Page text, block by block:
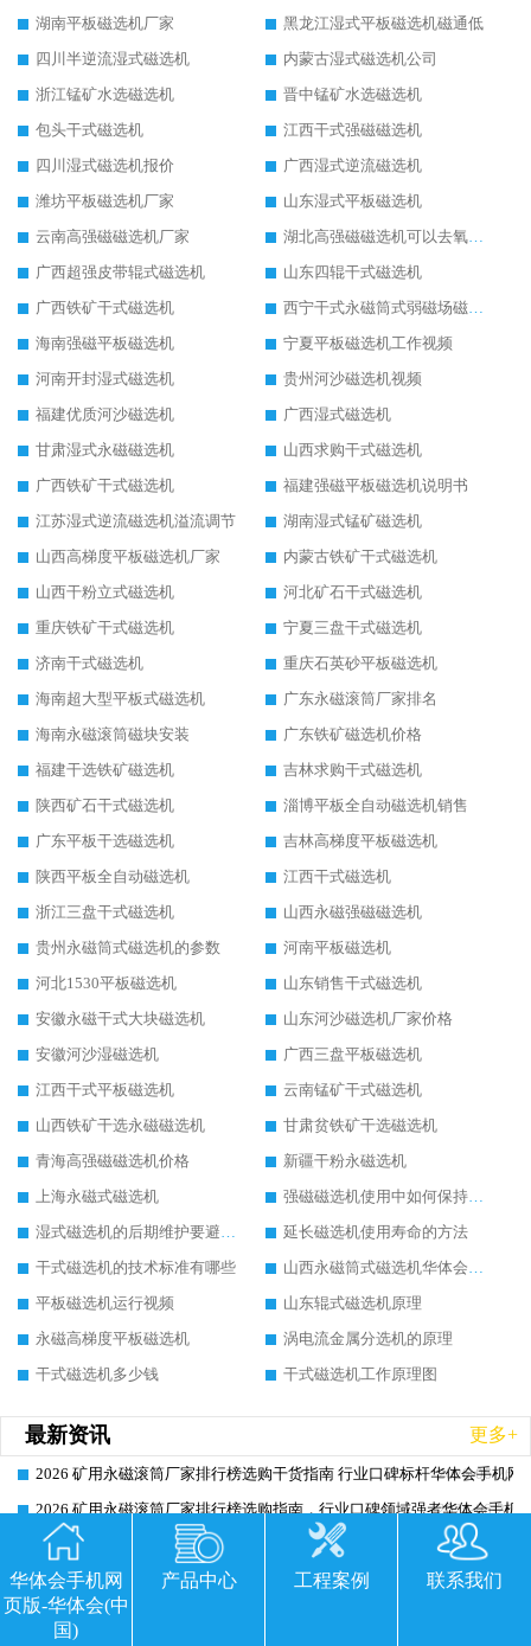
湖南平板磁选机厂家
黑龙江湿式平板磁选机磁通低
四川半逆流湿式磁选机
内蒙古湿式磁选机公司
浙江锰矿水选磁选机
晋中锰矿水选磁选机
包头干式磁选机
江西干式强磁磁选机
四川湿式磁选机报价
广西湿式逆流磁选机
潍坊平板磁选机厂家
山东湿式平板磁选机
云南高强磁磁选机厂家
湖北高强磁磁选机可以去氧化铝
广西超强皮带辊式磁选机
山东四辊干式磁选机
广西铁矿干式磁选机
西宁干式永磁筒式弱磁场磁选机结构图
海南强磁平板磁选机
宁夏平板磁选机工作视频
河南开封湿式磁选机
贵州河沙磁选机视频
福建优质河沙磁选机
广西湿式磁选机
甘肃湿式永磁磁选机
山西求购干式磁选机
广西铁矿干式磁选机
福建强磁平板磁选机说明书
江苏湿式逆流磁选机溢流调节
湖南湿式锰矿磁选机
山西高梯度平板磁选机厂家
内蒙古铁矿干式磁选机
山西干粉立式磁选机
河北矿石干式磁选机
重庆铁矿干式磁选机
宁夏三盘干式磁选机
济南干式磁选机
重庆石英砂平板磁选机
海南超大型平板式磁选机
广东永磁滚筒厂家排名
海南永磁滚筒磁块安装
广东铁矿磁选机价格
福建干选铁矿磁选机
吉林求购干式磁选机
陕西矿石干式磁选机
淄博平板全自动磁选机销售
广东平板干选磁选机
吉林高梯度平板磁选机
陕西平板全自动磁选机
江西干式磁选机
浙江三盘干式磁选机
山西永磁强磁磁选机
贵州永磁筒式磁选机的参数
河南平板磁选机
河北1530平板磁选机
山东销售干式磁选机
安徽永磁干式大块磁选机
山东河沙磁选机厂家价格
安徽河沙湿磁选机
广西三盘平板磁选机
江西干式平板磁选机
云南锰矿干式磁选机
山西铁矿干选永磁磁选机
甘肃贫铁矿干选磁选机
青海高强磁磁选机价格
新疆干粉永磁选机
上海永磁式磁选机
强磁磁选机使用中如何保持其顺畅运行
湿式磁选机的后期维护要避开哪些坑
延长磁选机使用寿命的方法
干式磁选机的技术标准有哪些
山西永磁筒式磁选机华体会手机网页版-华体会(中国)
平板磁选机运行视频
山东辊式磁选机原理
永磁高梯度平板磁选机
涡电流金属分选机的原理
干式磁选机多少钱
干式磁选机工作原理图
最新资讯 更多+
2026-06-26
2026 矿用永磁滚筒厂家排行榜选购干货指南 行业口碑标杆华体会手机网
2026-06-26
2026 矿用永磁滚筒厂家排行榜选购指南，行业口碑领域强者华体会手机
2026-06-26
2026 钛铁矿平板磁选机选购全攻略 市场公认优质品牌厂家实力排行榜
2026-06-26
2026 钛铁矿平板磁选机怎么选 靠谱生产企业实力排行榜选购参考攻略
2026 钛铁矿平板磁选机选购指南 行业口碑优选品牌生产企业实力排行榜
华体会手机网
页版-华体会(中
国)
产品中心 工程案例 联系我们